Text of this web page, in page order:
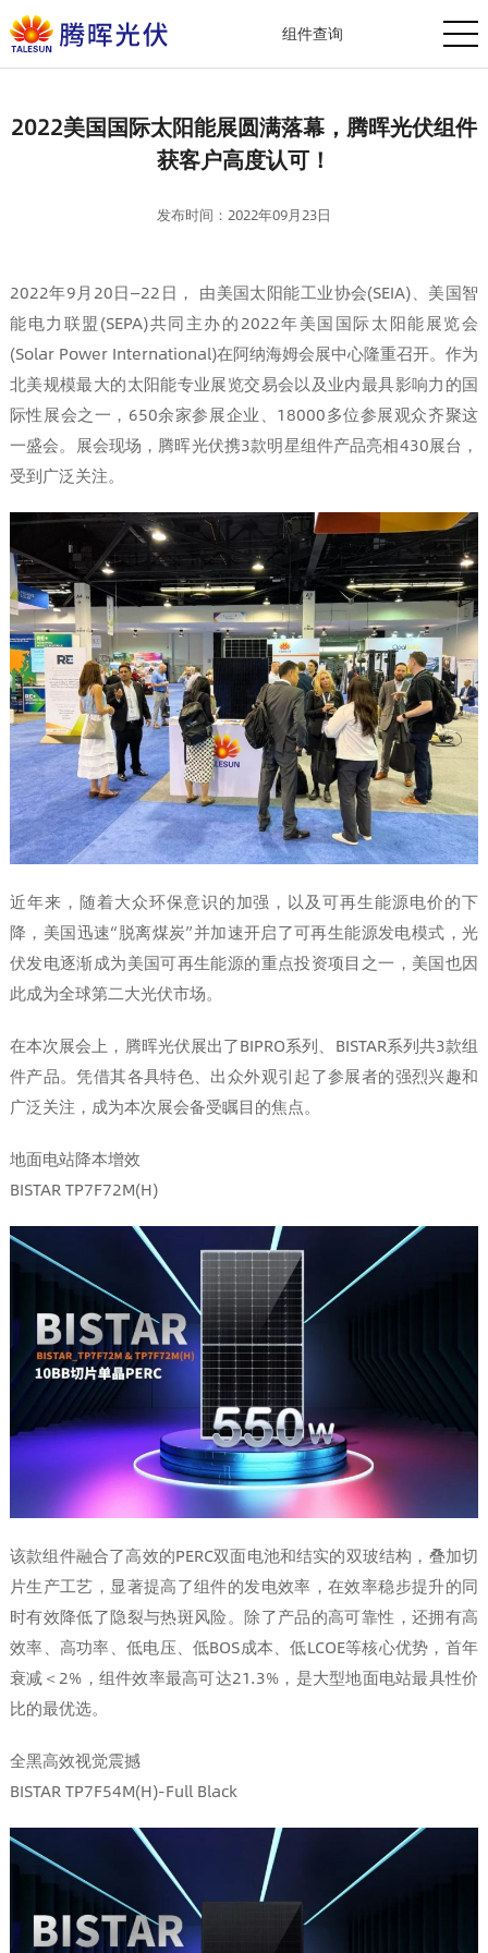
组件查询
2022美国国际太阳能展圆满落幕，腾晖光伏组件
获客户高度认可！
发布时间：2022年09月23日
2022年9月20日—22日， 由美国太阳能工业协会(SEIA)、美国智
能电力联盟(SEPA)共同主办的2022年美国国际太阳能展览会
(Solar Power International)在阿纳海姆会展中心隆重召开。作为
北美规模最大的太阳能专业展览交易会以及业内最具影响力的国
际性展会之一，650余家参展企业、18000多位参展观众齐聚这
一盛会。展会现场，腾晖光伏携3款明星组件产品亮相430展台，
受到广泛关注。
近年来，随着大众环保意识的加强，以及可再生能源电价的下
降，美国迅速“脱离煤炭”并加速开启了可再生能源发电模式，光
伏发电逐渐成为美国可再生能源的重点投资项目之一，美国也因
此成为全球第二大光伏市场。
在本次展会上，腾晖光伏展出了BIPRO系列、BISTAR系列共3款组
件产品。凭借其各具特色、出众外观引起了参展者的强烈兴趣和
广泛关注，成为本次展会备受瞩目的焦点。
地面电站降本增效
BISTAR TP7F72M(H)
该款组件融合了高效的PERC双面电池和结实的双玻结构，叠加切
片生产工艺，显著提高了组件的发电效率，在效率稳步提升的同
时有效降低了隐裂与热斑风险。除了产品的高可靠性，还拥有高
效率、高功率、低电压、低BOS成本、低LCOE等核心优势，首年
衰减＜2%，组件效率最高可达21.3%，是大型地面电站最具性价
比的最优选。
全黑高效视觉震撼
BISTAR TP7F54M(H)-Full Black